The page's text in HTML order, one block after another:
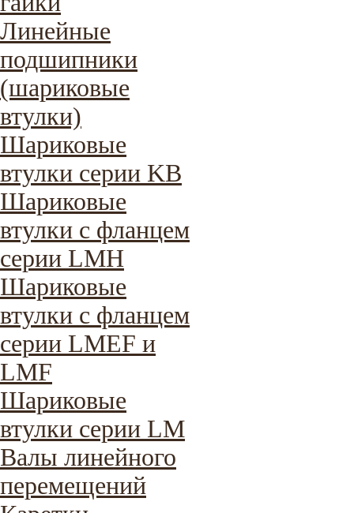
Линейные
подшипники
(шариковые
втулки)
Шариковые
втулки серии KB
Шариковые
втулки с фланцем
серии LMH
Шариковые
втулки с фланцем
серии LMEF и
LMF
Шариковые
втулки серии LM
Валы линейного
перемещений